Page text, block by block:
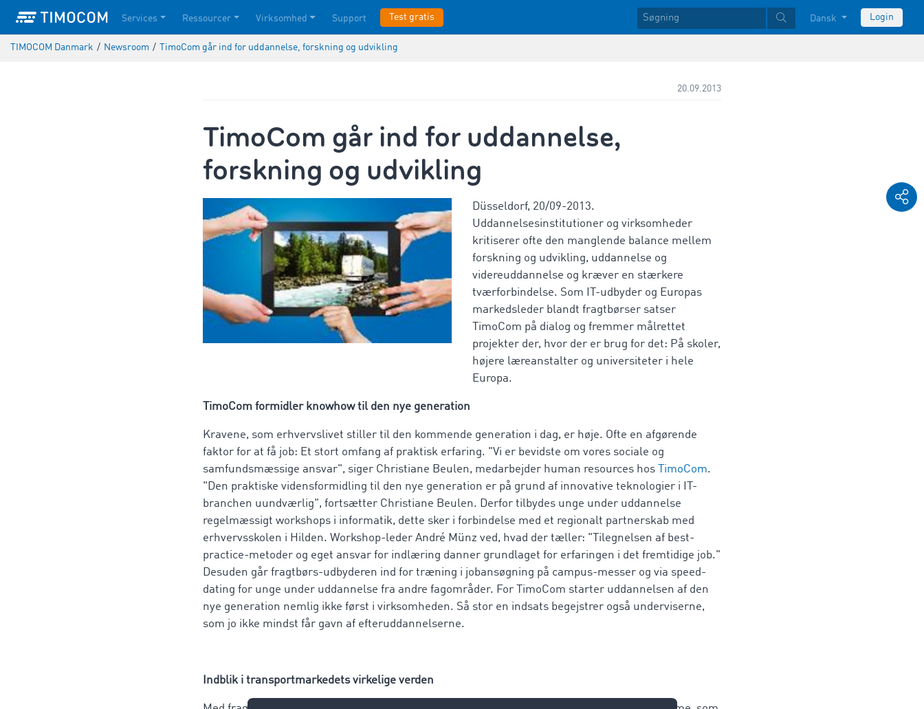
Services Ressourcer Virksomhed Support Test gratis Dansk Login
TIMOCOM Danmark / Newsroom / TimoCom går ind for uddannelse, forskning og udvikling
20.09.2013
TimoCom går ind for uddannelse,
forskning og udvikling
Düsseldorf, 20/09-2013.
Uddannelsesinstitutioner og virksomheder
kritiserer ofte den manglende balance mellem
forskning og udvikling, uddannelse og
videreuddannelse og kræver en stærkere
tværforbindelse. Som IT-udbyder og Europas
markedsleder blandt fragtbørser satser
TimoCom på dialog og fremmer målrettet
projekter der, hvor der er brug for det: På skoler,
højere læreanstalter og universiteter i hele
Europa.
TimoCom formidler knowhow til den nye generation
Kravene, som erhvervslivet stiller til den kommende generation i dag, er høje. Ofte en afgørende
faktor for at få job: Et stort omfang af praktisk erfaring. "Vi er bevidste om vores sociale og
samfundsmæssige ansvar", siger Christiane Beulen, medarbejder human resources hos
TimoCom.
"Den praktiske vidensformidling til den nye generation er på grund af innovative teknologier i IT-
branchen uundværlig", fortsætter Christiane Beulen. Derfor tilbydes unge under uddannelse
regelmæssigt workshops i informatik, dette sker i forbindelse med et regionalt partnerskab med
erhvervsskolen i Hilden. Workshop-leder André Münz ved, hvad der tæller: "Tilegnelsen af best-
practice-metoder og eget ansvar for indlæring danner grundlaget for erfaringen i det fremtidige job."
Desuden går fragtbørs-udbyderen ind for træning i jobansøgning på campus-messer og via speed-
dating for unge under uddannelse fra andre fagområder. For TimoCom starter uddannelsen af den
nye generation nemlig ikke først i virksomheden. Så stor en indsats begejstrer også underviserne,
som jo ikke mindst får gavn af efteruddannelserne.
Indblik i transportmarkedets virkelige verden